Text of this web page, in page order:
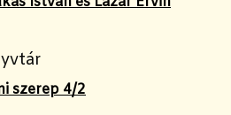
szerep 4/2